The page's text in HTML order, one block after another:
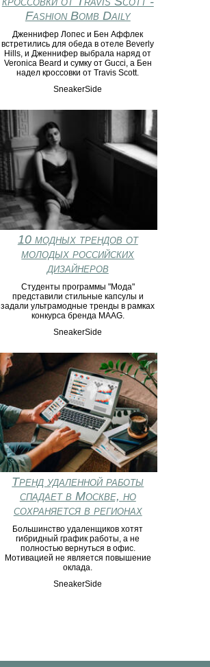
Fashion Bomb Daily
Дженнифер Лопес и Бен Аффлек
встретились для обеда в отеле Beverly
Hills, и Дженнифер выбрала наряд от
Veronica Beard и сумку от Gucci, а Бен
надел кроссовки от Travis Scott.
SneakerSide
10 модных трендов от
молодых российских
дизайнеров
Студенты программы "Мода"
представили стильные капсулы и
задали ультрамодные тренды в рамках
конкурса бренда MAAG.
SneakerSide
Тренд удаленной работы
спадает в Москве, но
сохраняется в регионах
Большинство удаленщиков хотят
гибридный график работы, а не
полностью вернуться в офис.
Мотивацией не является повышение
оклада.
SneakerSide